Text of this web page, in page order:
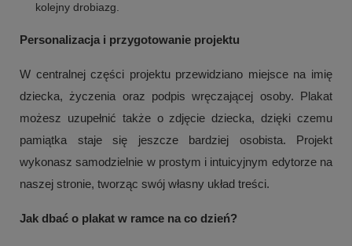
kolejny drobiazg.
Personalizacja i przygotowanie projektu
W centralnej części projektu przewidziano miejsce na imię
dziecka, życzenia oraz podpis wręczającej osoby. Plakat
możesz uzupełnić także o zdjęcie dziecka, dzięki czemu
pamiątka staje się jeszcze bardziej osobista. Projekt
wykonasz samodzielnie w prostym i intuicyjnym edytorze na
naszej stronie, tworząc swój własny układ treści.
Jak dbać o plakat w ramce na co dzień?